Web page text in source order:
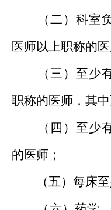
（二）科室负
医师以上职称的医
（三）至少有
职称的医师，其
（四）至少有
的医师；
（五）每床至